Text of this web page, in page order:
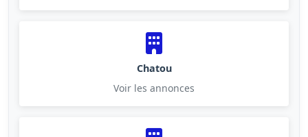
Chatou
Voir les annonces